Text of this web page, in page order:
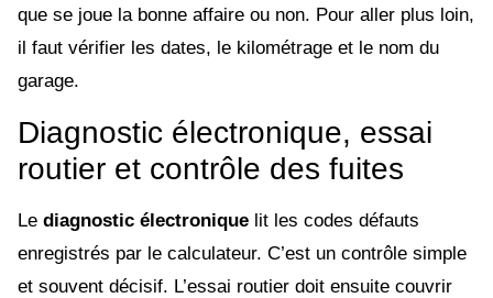
que se joue la bonne affaire ou non. Pour aller plus loin,
il faut vérifier les dates, le kilométrage et le nom du
garage.
Diagnostic électronique, essai
routier et contrôle des fuites
Le diagnostic électronique lit les codes défauts
enregistrés par le calculateur. C’est un contrôle simple
et souvent décisif. L’essai routier doit ensuite couvrir